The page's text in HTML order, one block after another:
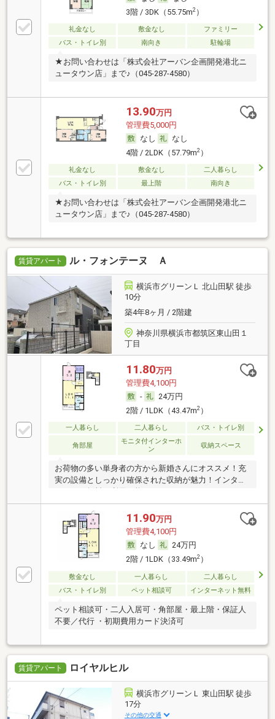
3階 / 3DK（55.75m2）
礼金なし 敷金なし
ファミリー
バス・トイレ別
南向き 駐輪場
★お問い合わせは「株式会社アーバン企画開発港北ニ
ュータウン店」まで♪（045-287-4580）
13.90万円
管理費5,000円
なし
なし
4階 / 2LDK（57.79m2）
礼金なし 敷金なし
二人暮らし
バス・トイレ別
最上階 南向き
★お問い合わせは「株式会社アーバン企画開発港北ニ
ュータウン店」まで♪（045-287-4580）
賃貸アパート ル・フォンテーヌ Ａ
横浜市グリーンＬ 北山田駅 徒歩
10分
築4年8ヶ月 / 2階建
神奈川県横浜市都筑区東山田１
丁目
11.80万円
管理費4,100円
-
24万円
2階 / 1LDK（43.47m2）
一人暮らし 二人暮らし バス・トイレ別
角部屋
モニタ付インターホ
ン
収納スペース
お荷物の多い単身者の方から新婚さんにオススメ！充
実の設備としっかり確保された収納が魅力！インター
11.90万円
管理費4,100円
なし
24万円
2階 / 1LDK（33.49m2）
敷金なし 一人暮らし
二人暮らし
バス・トイレ別
ペット相談可 インターネット無料
ペット相談可・二人入居可・角部屋・最上階・保証人
不要／代行 ・初期費用カード決済可
賃貸アパート ロイヤルヒル
横浜市グリーンＬ 東山田駅 徒歩
17分
その他の交通